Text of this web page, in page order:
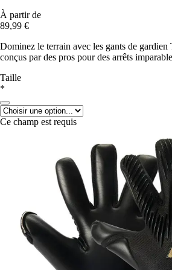
À partir de
89,99 €
Dominez le terrain avec les gants de
conçus par des pros pour des arrêts
Taille
*
Ce champ est requis